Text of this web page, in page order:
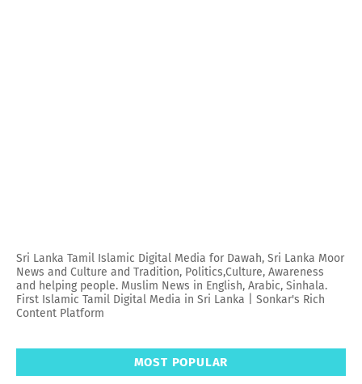
Sri Lanka Tamil Islamic Digital Media for Dawah, Sri Lanka Moor
News and Culture and Tradition, Politics,Culture, Awareness
and helping people. Muslim News in English, Arabic, Sinhala.
First Islamic Tamil Digital Media in Sri Lanka | Sonkar's Rich
Content Platform
MOST POPULAR